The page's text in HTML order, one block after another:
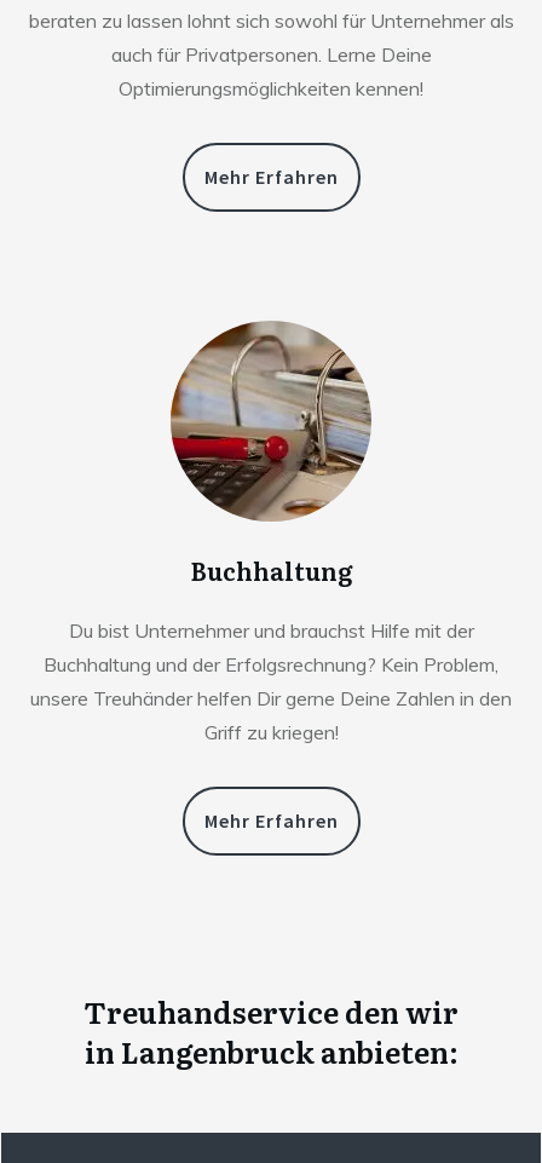
beraten zu lassen lohnt sich sowohl für Unternehmer als
auch für Privatpersonen. Lerne Deine
Optimierungsmöglichkeiten kennen!
Mehr Erfahren
Buchhaltung
Du bist Unternehmer und brauchst Hilfe mit der
Buchhaltung und der Erfolgsrechnung? Kein Problem,
unsere Treuhänder helfen Dir gerne Deine Zahlen in den
Griff zu kriegen!
Mehr Erfahren
Treuhandservice den wir
in Langenbruck anbieten: